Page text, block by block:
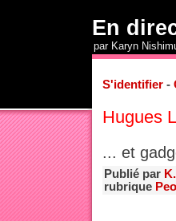
En
par Karyn
S'identifier -
Hugues
... et
Publié par
rubrique